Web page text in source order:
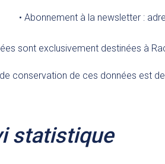
Abonnement à la newsletter :
sont exclusivement destinées à
conservation de ces données est
statistique